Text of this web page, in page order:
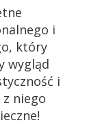
i
który
wygląd
i
niego